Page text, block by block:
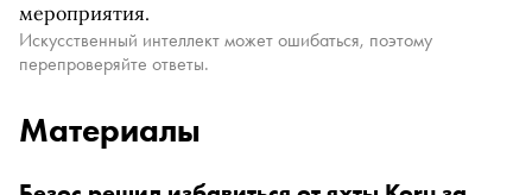
мероприятия.
Искусственный интеллект может ошибаться, поэтому
перепроверяйте ответы.
Материалы